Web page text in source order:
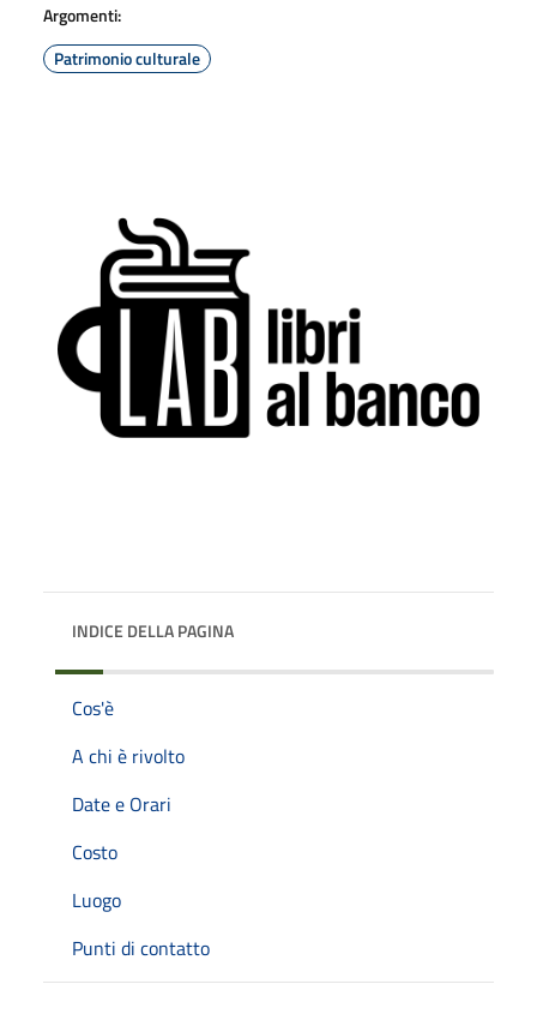
Argomenti:
Patrimonio culturale
INDICE DELLA PAGINA
Cos'è
A chi è rivolto
Date e Orari
Costo
Luogo
Punti di contatto